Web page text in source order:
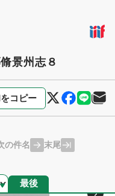
景州志８
コピー
の件名 末尾
最後